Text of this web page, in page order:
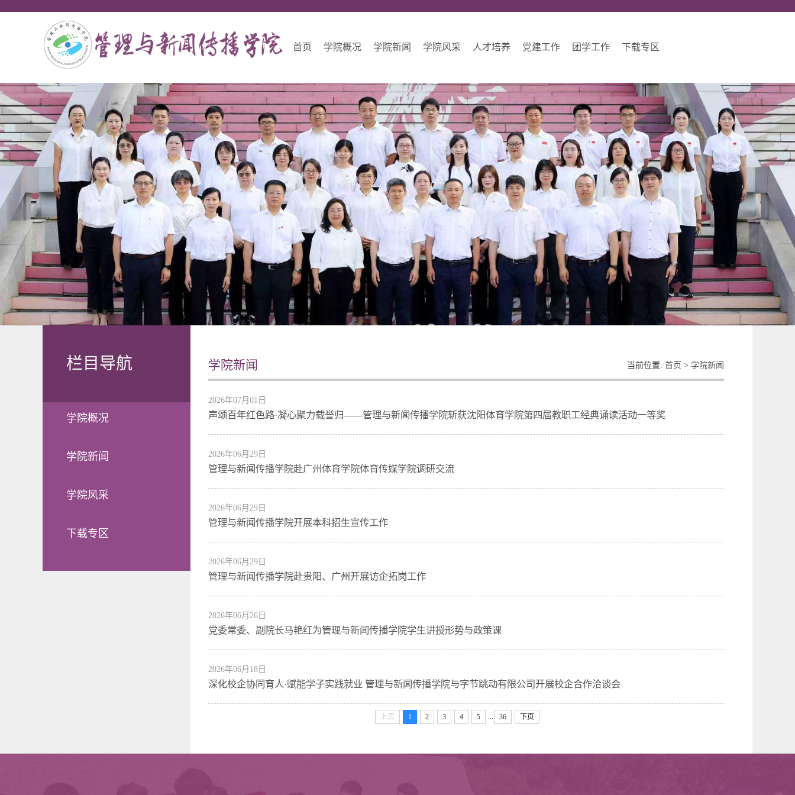
首页 学院概况 学院新闻 学院风采 人才培养 党建工作 团学工作 下载专区
栏目导航
学院概况
学院新闻
学院风采
下载专区
学院新闻 当前位置: 首页 > 学院新闻
2026年07月01日
声颂百年红色路·凝心聚力载誉归——管理与新闻传播学院斩获沈阳体育学院第四届教职工经典诵读活动一等奖
2026年06月29日
管理与新闻传播学院赴广州体育学院体育传媒学院调研交流
2026年06月29日
管理与新闻传播学院开展本科招生宣传工作
2026年06月29日
管理与新闻传播学院赴贵阳、广州开展访企拓岗工作
2026年06月26日
党委常委、副院长马艳红为管理与新闻传播学院学生讲授形势与政策课
2026年06月18日
深化校企协同育人·赋能学子实践就业 管理与新闻传播学院与字节跳动有限公司开展校企合作洽谈会
上页 1 2 3 4 5 36 下页